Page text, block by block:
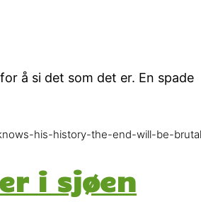
å si det som det er. En spade
his-history-the-end-will-be-
i sjøen